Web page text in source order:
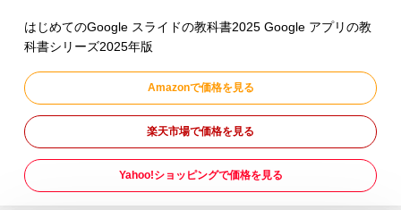
はじめてのGoogle スライドの教科書2025 Google アプリの教
科書シリーズ2025年版
Amazonで価格を見る
楽天市場で価格を見る
Yahoo!ショッピングで価格を見る